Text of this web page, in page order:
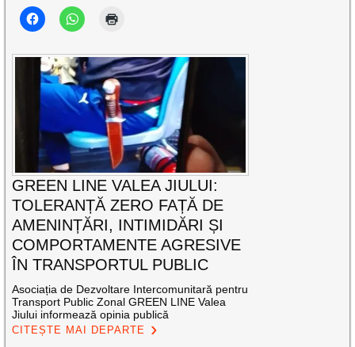
GREEN LINE VALEA JIULUI:
TOLERANȚĂ ZERO FAȚĂ DE
AMENINȚĂRI, INTIMIDĂRI ȘI
COMPORTAMENTE AGRESIVE
ÎN TRANSPORTUL PUBLIC
Asociația de Dezvoltare Intercomunitară pentru
Transport Public Zonal GREEN LINE Valea
Jiului informează opinia publică
CITEȘTE MAI DEPARTE